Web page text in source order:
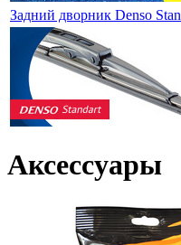
Задний дворник Denso
Аксессуары